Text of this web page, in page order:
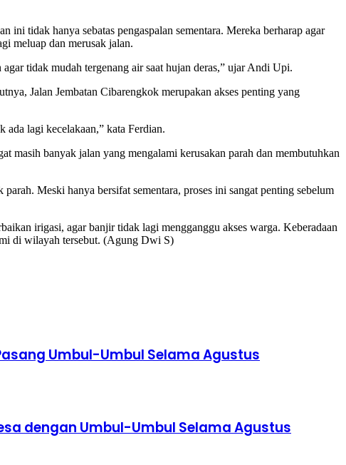
tidak hanya sebatas pengaspalan sementara. Mereka berharap agar
meluap dan merusak jalan.
tidak mudah tergenang air saat hujan deras,” ujar Andi Upi.
Jalan Jembatan Cibarengkok merupakan akses penting yang
ada lagi kecelakaan,” kata Ferdian.
banyak jalan yang mengalami kerusakan parah dan membutuhkan
Meski hanya bersifat sementara, proses ini sangat penting sebelum
irigasi, agar banjir tidak lagi mengganggu akses warga. Keberadaan
di wilayah tersebut. (Agung Dwi S)
Umbul-Umbul Selama Agustus
dengan Umbul-Umbul Selama Agustus